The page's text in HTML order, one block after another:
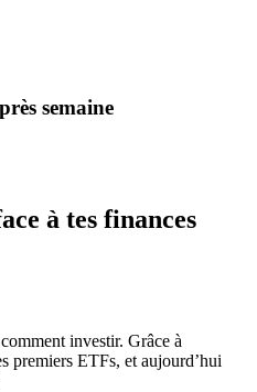
semaine
à tes finances
investir. Grâce à
premiers ETFs, et aujourd’hui